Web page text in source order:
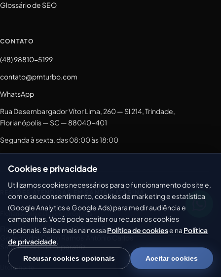
Glossário de SEO
CONTATO
(48) 98810-5199
contato@pmturbo.com
WhatsApp
Rua Desembargador Vítor Lima, 260 — Sl 214, Trindade,
Florianópolis — SC — 88040-401
Segunda à sexta, das 08:00 às 18:00
REGIÕES ATENDIDAS EM SANTA CATARINA
Florianópolis e cidades próximas
Florianópolis ·São José·Palhoça·Biguaçu·
Governador Celso Ramos
Santo Amaro da Imperatriz
Litoral norte
Cookies e privacidade
Utilizamos cookies necessários para o funcionamento do site e,
com o seu consentimento, cookies de marketing e estatística
(Google Analytics e Google Ads) para medir audiência e
campanhas. Você pode aceitar ou recusar os cookies
opcionais. Saiba mais na nossa Política de cookiese na Política
de privacidade.
Recusar cookies opcionais Aceitar cookies